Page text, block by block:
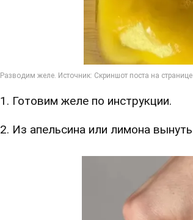
1. Готовим желе по инструкции.
2. Из апельсина или лимона